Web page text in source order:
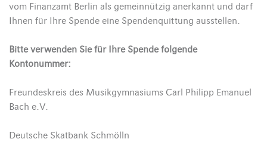
vom Finanzamt Berlin als gemeinnützig anerkannt und darf
Ihnen für Ihre Spende eine Spendenquittung ausstellen.
Bitte verwenden Sie für Ihre Spende folgende
Kontonummer:
Freundeskreis des Musikgymnasiums Carl Philipp Emanuel
Bach e.V.
Deutsche Skatbank Schmölln